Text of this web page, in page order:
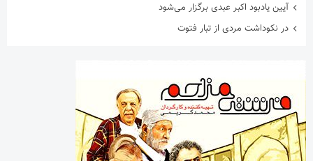
آیین یادبود اکبر عبدی برگزار می‌شود
در نکوداشت مردی از تبار فتوت